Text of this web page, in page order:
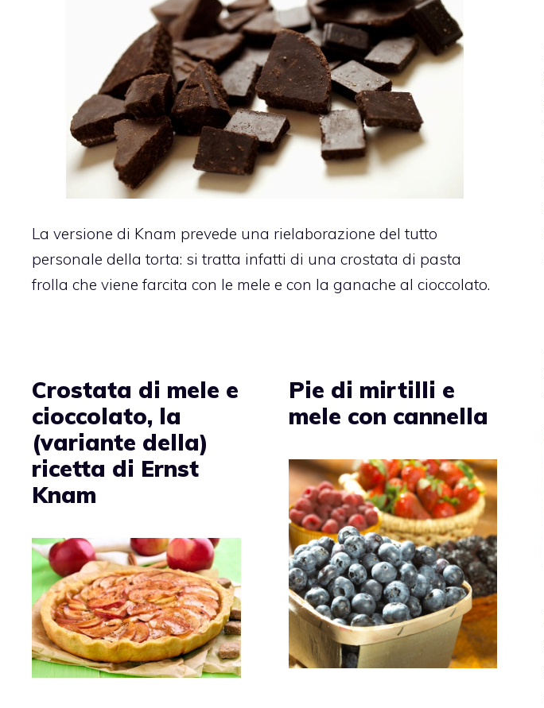
La versione di Knam prevede una rielaborazione del tutto
personale della torta: si tratta infatti di una crostata di pasta
frolla che viene farcita con le mele e con la ganache al cioccolato.
Crostata di mele e
cioccolato, la
(variante della)
ricetta di Ernst
Knam
Pie di mirtilli e
mele con cannella